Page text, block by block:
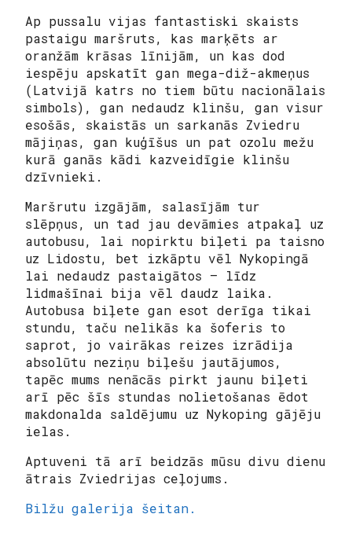
Ap pussalu vijas fantastiski skaists
pastaigu maršruts, kas marķēts ar
oranžām krāsas līnijām, un kas dod
iespēju apskatīt gan mega-diž-akmeņus
(Latvijā katrs no tiem būtu nacionālais
simbols), gan nedaudz klinšu, gan visur
esošās, skaistās un sarkanās Zviedru
mājiņas, gan kuģīšus un pat ozolu mežu
kurā ganās kādi kazveidīgie klinšu
dzīvnieki.
Maršrutu izgājām, salasījām tur
slēpņus, un tad jau devāmies atpakaļ uz
autobusu, lai nopirktu biļeti pa taisno
uz Lidostu, bet izkāptu vēl Nykopingā
lai nedaudz pastaigātos – līdz
lidmašīnai bija vēl daudz laika.
Autobusa biļete gan esot derīga tikai
stundu, taču nelikās ka šoferis to
saprot, jo vairākas reizes izrādija
absolūtu neziņu biļešu jautājumos,
tapēc mums nenācās pirkt jaunu biļeti
arī pēc šīs stundas nolietošanas ēdot
makdonalda saldējumu uz Nykoping gājēju
ielas.
Aptuveni tā arī beidzās mūsu divu dienu
ātrais Zviedrijas ceļojums.
Bilžu galerija šeitan.